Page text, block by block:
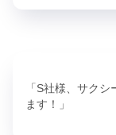
「S社様、サク
ます！」